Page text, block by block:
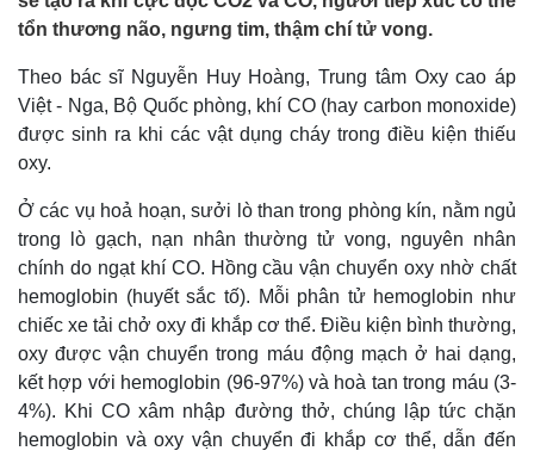
Chính trị
Đảng
Tổ chức nhân sự
Nhận diện sự thật
Xã hội
Tin 24h
Dự báo thời tiết
Giáo dục
Dấu ấn VOV
Việc làm
tổn thương não, ngưng tim, thậm chí tử vong.
Theo bác sĩ Nguyễn Huy Hoàng, Trung tâm Oxy cao áp
Việt - Nga, Bộ Quốc phòng, khí CO (hay carbon monoxide)
được sinh ra khi các vật dụng cháy trong điều kiện thiếu
oxy.
Ở các vụ hoả hoạn, sưởi lò than trong phòng kín, nằm ngủ
trong lò gạch, nạn nhân thường tử vong, nguyên nhân
chính do ngạt khí CO. Hồng cầu vận chuyển oxy nhờ chất
hemoglobin (huyết sắc tố). Mỗi phân tử hemoglobin như
chiếc xe tải chở oxy đi khắp cơ thể. Điều kiện bình thường,
oxy được vận chuyển trong máu động mạch ở hai dạng,
kết hợp với hemoglobin (96-97%) và hoà tan trong máu (3-
4%). Khi CO xâm nhập đường thở, chúng lập tức chặn
hemoglobin và oxy vận chuyển đi khắp cơ thể, dẫn đến